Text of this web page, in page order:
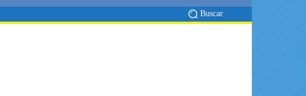
Buscar